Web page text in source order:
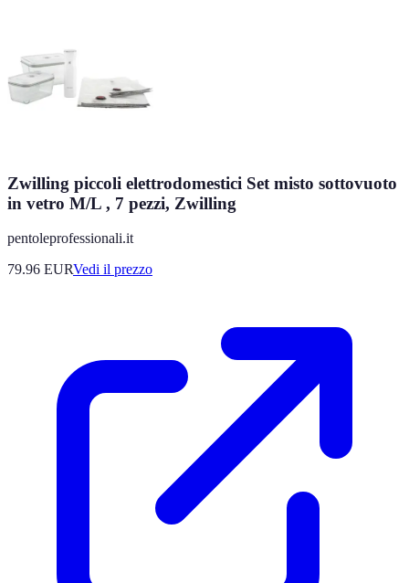
Zwilling piccoli elettrodomestici Set misto sottovuoto
in vetro M/L , 7 pezzi, Zwilling
pentoleprofessionali.it
79.96 EURVedi il prezzo